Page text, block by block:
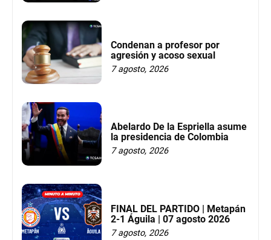
Condenan a profesor por
agresión y acoso sexual
7 agosto, 2026
Abelardo De la Espriella asume
la presidencia de Colombia
7 agosto, 2026
FINAL DEL PARTIDO | Metapán
2-1 Águila | 07 agosto 2026
7 agosto, 2026